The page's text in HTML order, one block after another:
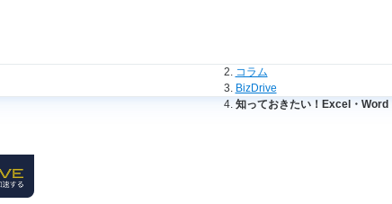
コラム
BizDrive
知っておきたい！Excel・